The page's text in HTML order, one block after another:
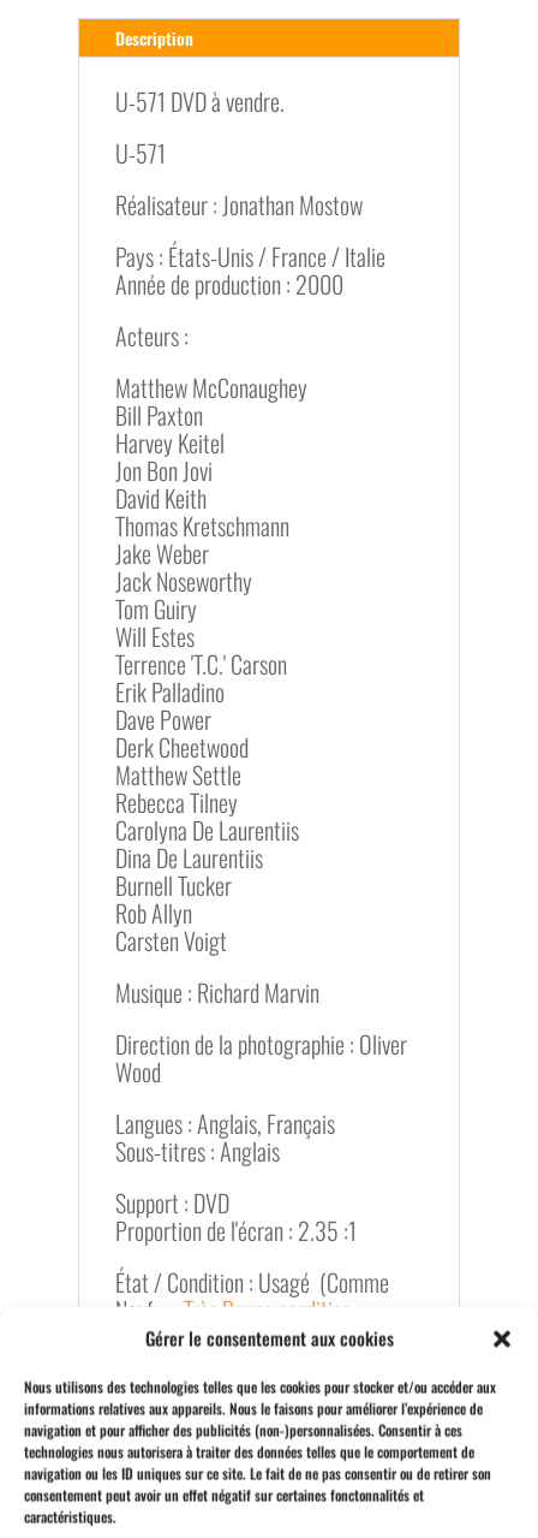
Gérer le consentement aux cookies
Nous utilisons des technologies telles que les cookies pour stocker et/ou accéder aux
informations relatives aux appareils. Nous le faisons pour améliorer l’expérience de
navigation et pour afficher des publicités (non-)personnalisées. Consentir à ces
technologies nous autorisera à traiter des données telles que le comportement de
navigation ou les ID uniques sur ce site. Le fait de ne pas consentir ou de retirer son
consentement peut avoir un effet négatif sur certaines fonctonnalités et
caractéristiques.
Description
U-571 DVD à vendre.
U-571
Réalisateur : Jonathan Mostow
Pays : États-Unis / France / Italie
Année de production : 2000
Acteurs :
Matthew McConaughey
Bill Paxton
Harvey Keitel
Jon Bon Jovi
David Keith
Thomas Kretschmann
Jake Weber
Jack Noseworthy
Tom Guiry
Will Estes
Terrence 'T.C.' Carson
Erik Palladino
Dave Power
Derk Cheetwood
Matthew Settle
Rebecca Tilney
Carolyna De Laurentiis
Dina De Laurentiis
Burnell Tucker
Rob Allyn
Carsten Voigt
Musique : Richard Marvin
Direction de la photographie : Oliver
Wood
Langues : Anglais, Français
Sous-titres : Anglais
Support : DVD
Proportion de l'écran : 2.35 :1
État / Condition : Usagé (Comme
Neuf --- Très Bonne condition
Bonne condition)
Vidéo Centre-Ville Store, Quebec
city: Movies, Films, DVD’s, Blu-Ray,
Vinyls, Books, Magazines, Figures &
Collectibles for Sale. U-571 DVD à
vendre.